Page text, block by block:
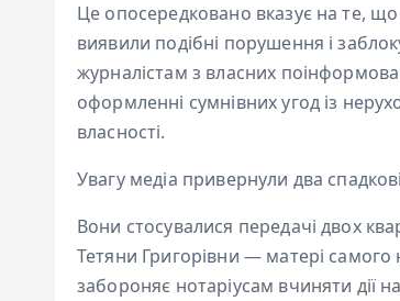
Це опосередковано вказує на те,
виявили подібні порушення і
журналістам з власних
оформленні сумнівних угод із
власності.
Увагу медіа привернули два
Вони стосувалися передачі двох
Тетяни Григорівни — матері
забороняє нотаріусам вчиняти дії